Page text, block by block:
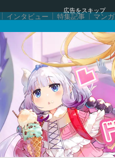
広告をスキップ
インタビュー 特集記事 マンガ